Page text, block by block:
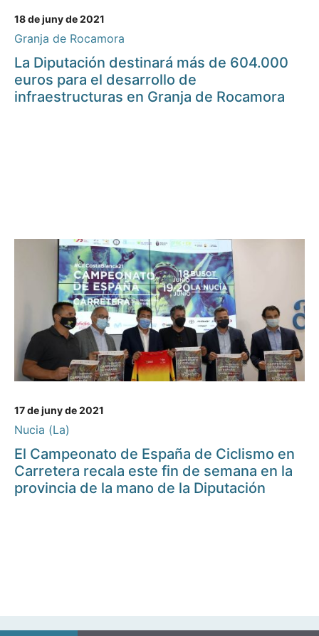
18 de juny de 2021
Granja de Rocamora
La Diputación destinará más de 604.000
euros para el desarrollo de
infraestructuras en Granja de Rocamora
17 de juny de 2021
Nucia (La)
El Campeonato de España de Ciclismo en
Carretera recala este fin de semana en la
provincia de la mano de la Diputación